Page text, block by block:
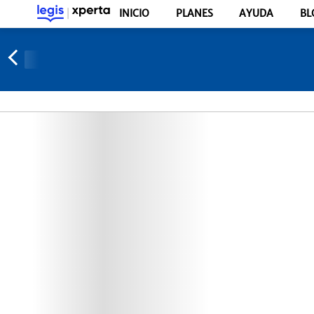
INICIO PLANES AYUDA